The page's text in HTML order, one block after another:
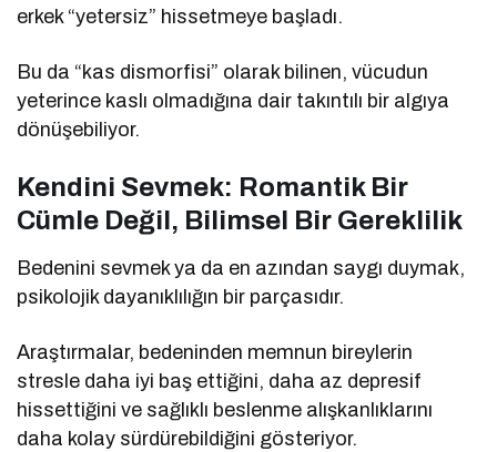
erkek “yetersiz” hissetmeye başladı.
Bu da “kas dismorfisi” olarak bilinen, vücudun
yeterince kaslı olmadığına dair takıntılı bir algıya
dönüşebiliyor.
Kendini Sevmek: Romantik Bir
Cümle Değil, Bilimsel Bir Gereklilik
Bedenini sevmek ya da en azından saygı duymak,
psikolojik dayanıklılığın bir parçasıdır.
Araştırmalar, bedeninden memnun bireylerin
stresle daha iyi baş ettiğini, daha az depresif
hissettiğini ve sağlıklı beslenme alışkanlıklarını
daha kolay sürdürebildiğini gösteriyor.